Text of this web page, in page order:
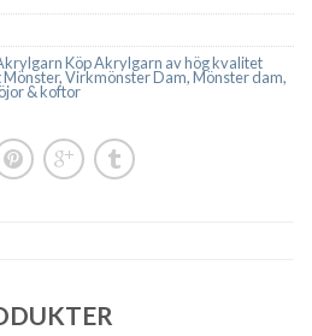
Köp Akrylgarn av hög kvalitet
Mönster,Virkmönster Dam,Mönster dam,
& koftor